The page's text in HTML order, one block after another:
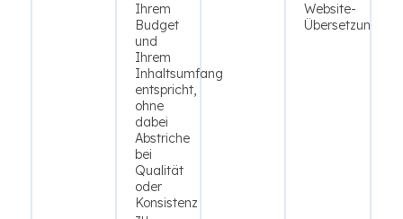
Ihrem
Budget
und
Ihrem
Inhaltsumfang
entspricht,
ohne
dabei
Abstriche
bei
Qualität
oder
Konsistenz
Website-